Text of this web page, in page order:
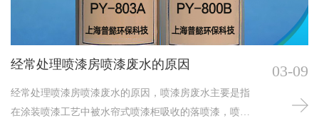
经常处理喷漆房喷漆废水的原因
经常处理喷漆房喷漆废水的原因，喷漆房废水主要是指
在涂装喷漆工艺中被水帘式喷漆柜吸收的落喷漆，喷漆
03-09